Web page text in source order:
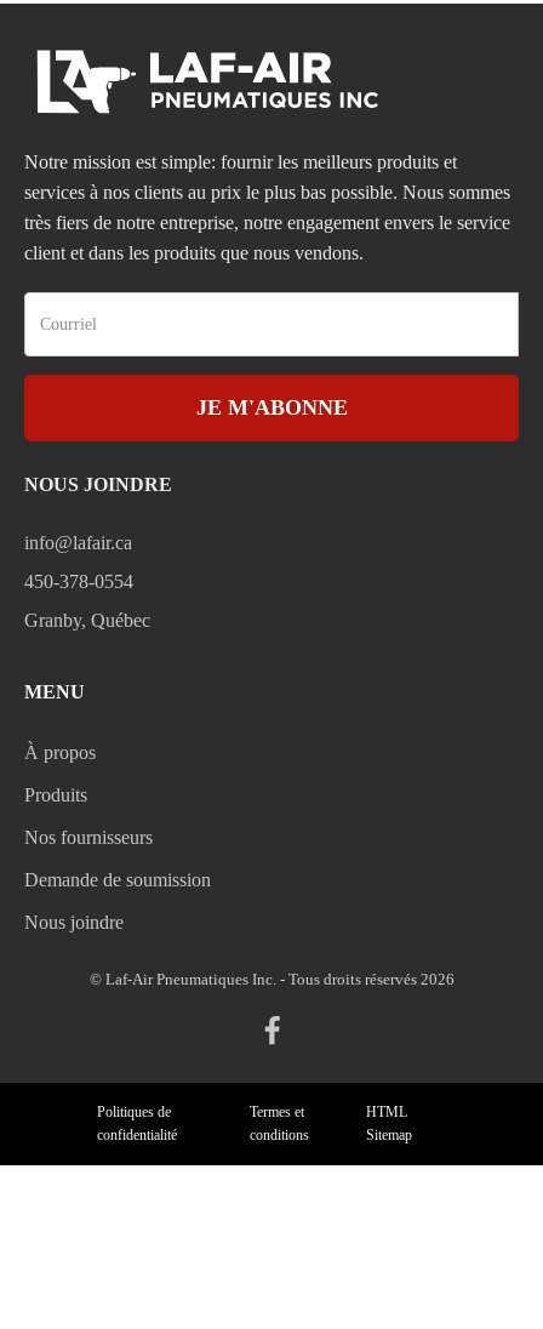
Notre mission est simple: fournir les meilleurs produits et
services à nos clients au prix le plus bas possible. Nous sommes
très fiers de notre entreprise, notre engagement envers le service
client et dans les produits que nous vendons.
JE M'ABONNE
NOUS JOINDRE
info@lafair.ca
450-378-0554
Granby, Québec
MENU
À propos
Produits
Nos fournisseurs
Demande de soumission
Nous joindre
© Laf-Air Pneumatiques Inc. - Tous droits réservés 2026
Politiques de
confidentialité
Termes et
conditions
HTML
Sitemap